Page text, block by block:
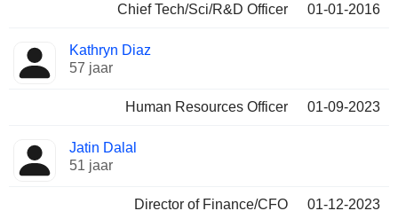
Chief Tech/Sci/R&D Officer 01-01-2016
Kathryn Diaz
57 jaar
Human Resources Officer 01-09-2023
Jatin Dalal
51 jaar
Director of Finance/CFO 01-12-2023